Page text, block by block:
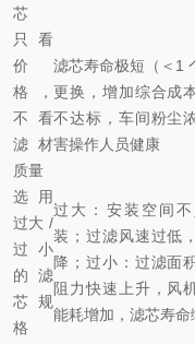
芯
只看
价
格，
不看
滤材
质量
滤芯寿命极短（＜1
更换，增加综合成
不达标，车间粉尘
害操作人员健康
选用
过大 /
过小
的滤
芯规
格
过大：安装空间
装；过滤风速过低
降；过小：过滤面
阻力快速上升，风
能耗增加，滤芯寿命